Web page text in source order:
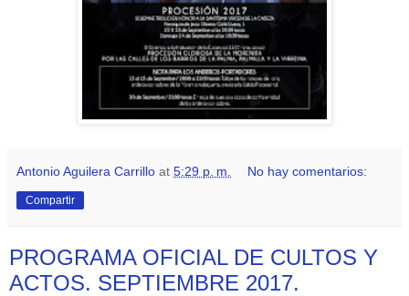
Antonio Aguilera Carrillo at 5:29 p. m. No hay comentarios:
Compartir
PROGRAMA OFICIAL DE CULTOS Y
ACTOS. SEPTIEMBRE 2017.